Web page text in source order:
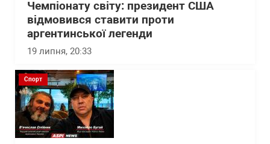
Чемпіонату світу: президент США
відмовився ставити проти
аргентинської легенди
19 липня, 20:33
Спорт